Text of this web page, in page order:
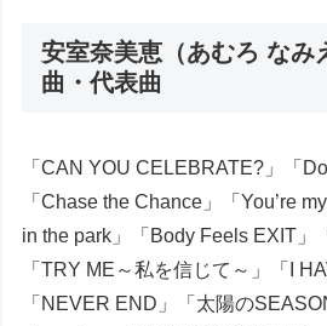
安室奈美恵（あむろ なみ
曲・代表曲
「CAN YOU CELEBRATE?」「
「Chase the Chance」「You’re
in the park」「Body Feels EXIT」
「TRY ME～私を信じて～」「I
「NEVER END」「太陽の